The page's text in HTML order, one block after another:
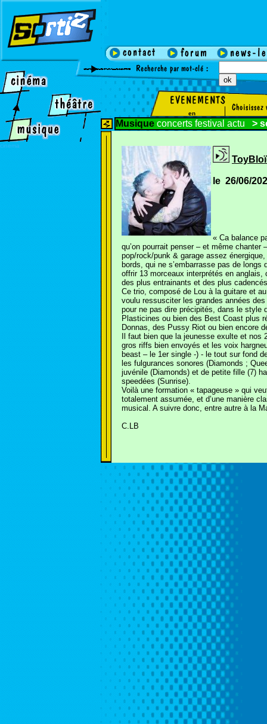
en
cinema
Musique concerts festival actu >
le 26/06/
« Ca balance
qu’on pourrait penser – et même
pop/rock/punk & garage assez
bords, qui ne s’embarrasse pas de
offrir 13 morceaux interprétés en
des plus entrainants et des plus
Ce trio, composé de Lou à la guitare et
voulu ressusciter les grandes années
pour ne pas dire précipités, dans le style
Plasticines ou bien des Best Coast plus
Donnas, des Pussy Riot ou bien encore
Il faut bien que la jeunesse exulte et
gros riffs bien envoyés et les voix
beast – le 1er single -) - le tout sur fond
les fulgurances sonores (Diamonds ;
juvénile (Diamonds) et de petite fille (7)
speedées (Sunrise).
Voilà une formation « tapageuse » qui
totalement assumée, et d’une manière
musical. A suivre donc, entre autre à la
C.LB